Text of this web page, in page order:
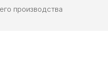
производства